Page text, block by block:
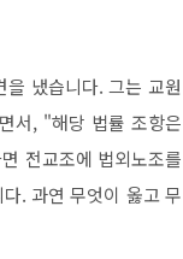
냈습니다. 그는 교원
서, "해당 법률 조항은
전교조에 법외노조를
. 과연 무엇이 옳고 무